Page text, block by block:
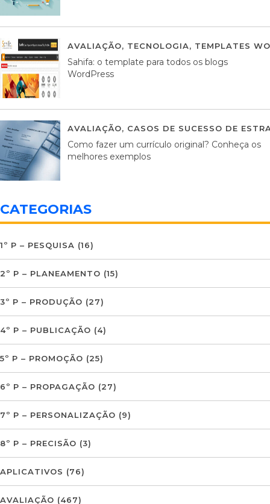
AVALIAÇÃO, TECNOLOGIA, TEMPLATES
Sahifa: o template para todos os blogs
WordPress
AVALIAÇÃO, CASOS DE SUCESSO DE
Como fazer um currículo original? Conheça os
melhores exemplos
CATEGORIAS
1º P – PESQUISA (16)
2º P – PLANEAMENTO (15)
3º P – PRODUÇÃO (27)
4º P – PUBLICAÇÃO (4)
5º P – PROMOÇÃO (25)
6º P – PROPAGAÇÃO (27)
7º P – PERSONALIZAÇÃO (9)
8º P – PRECISÃO (3)
APLICATIVOS (76)
AVALIAÇÃO (467)